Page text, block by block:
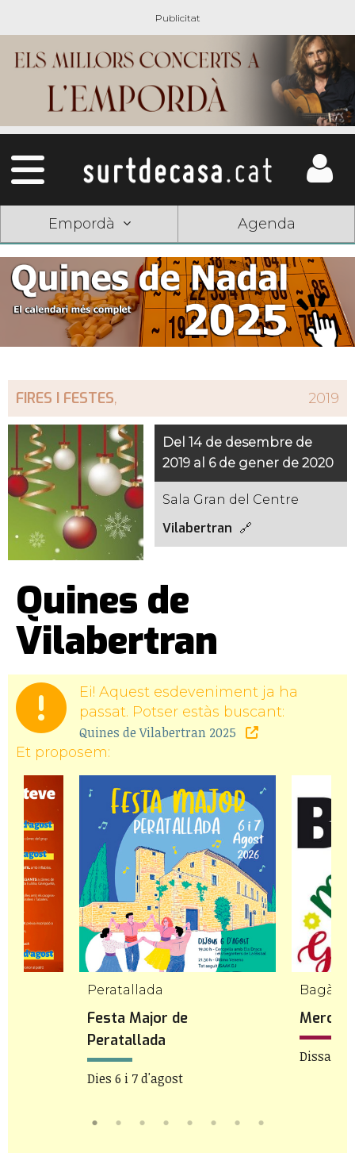
Empordà Agenda
FIRES I FESTES, 2019
Del 14 de desembre de
2019 al 6 de gener de 2020
Sala Gran del Centre
Vilabertran
Quines de
Vilabertran
Ei! Aquest esdeveniment ja ha
passat. Potser estàs buscant:
Quines de Vilabertran 2025
Et proposem:
Peratallada
Festa Major de
Peratallada
Dies 6 i 7 d'agost
Bagà
Mercat
Dissabte